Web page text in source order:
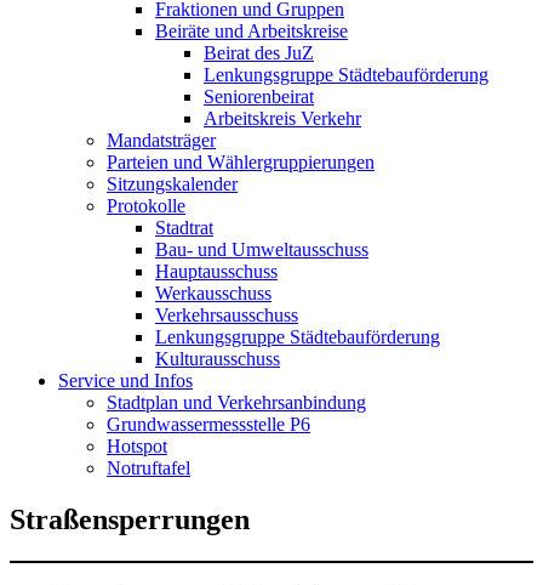
Fraktionen und Gruppen
Beiräte und Arbeitskreise
Beirat des JuZ
Lenkungsgruppe Städtebauförderung
Seniorenbeirat
Arbeitskreis Verkehr
Mandatsträger
Parteien und Wählergruppierungen
Sitzungskalender
Protokolle
Stadtrat
Bau- und Umweltausschuss
Hauptausschuss
Werkausschuss
Verkehrsausschuss
Lenkungsgruppe Städtebauförderung
Kulturausschuss
Service und Infos
Stadtplan und Verkehrsanbindung
Grundwassermessstelle P6
Hotspot
Notruftafel
Straßensperrungen